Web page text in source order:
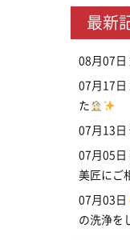
最新
08月07日
07月17日
た
07月13日
07月05日
美匠にご
07月03日
の洗浄を